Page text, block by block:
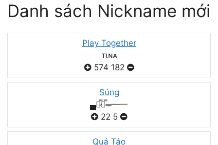
Danh sách Nickname mới
Play Together
тιɴᴀ
574 182
Súng
▄︻̷̿┻̿═━一
22 5
Quả Táo